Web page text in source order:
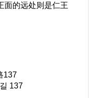
面的远处则是仁王
137
137